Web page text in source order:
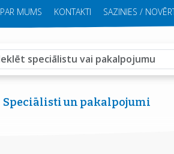
PAR MUMS KONTAKTI SAZINIES /
Speciālisti un pakalpojumi